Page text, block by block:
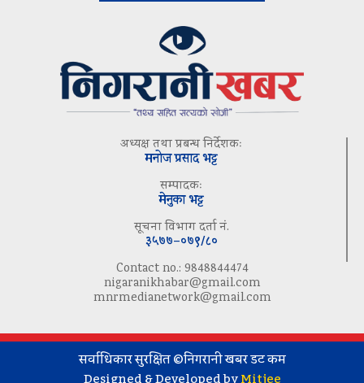
अध्यक्ष तथा प्रबन्ध निर्देशकः
मनोज प्रसाद भट्ट
सम्पादकः
मेनुका भट्ट
सूचना विभाग दर्ता नं.
३५७७–०७९/८०
Contact no.: 9848844474
nigaranikhabar@gmail.com
mnrmedianetwork@gmail.com
सर्वाधिकार सुरक्षित ©निगरानी खबर डट कम